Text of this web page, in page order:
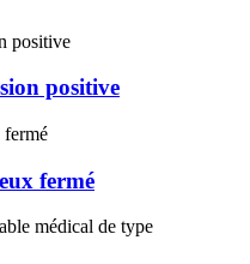
positive
fermé